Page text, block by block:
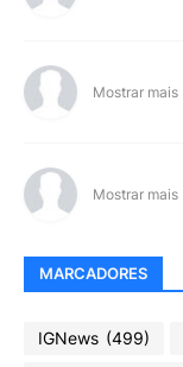
Mostrar mais
Mostrar mais
MARCADORES
IGNews (499)